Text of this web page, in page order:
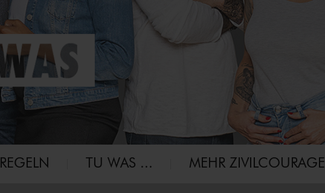
TU WAS ... MEHR ZIVILCOURAGE